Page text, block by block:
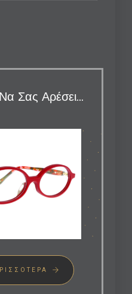
Σας Αρέσει…